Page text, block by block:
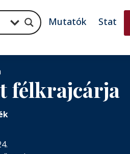
Mutatók Stat
félkrajcárja